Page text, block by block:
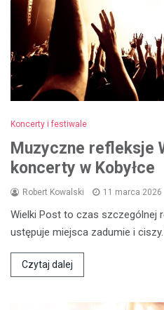
Koncerty i festiwale
Muzyczne refleksje
koncerty w Kobyłce
Robert Kowalski 11 marca 2026
Wielki Post to czas szczególnej
ustępuje miejsca zadumie i
Czytaj dalej